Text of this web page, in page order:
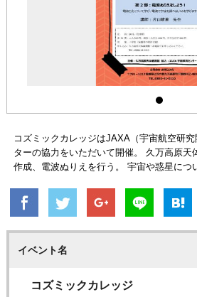
コズミックカレッジはJAXA（宇宙航空研
ターの協力をいただいて開催。 久万高原天
作成、電波ぬりえを行う。 宇宙や惑星につ
イベント名
コズミックカレッジ